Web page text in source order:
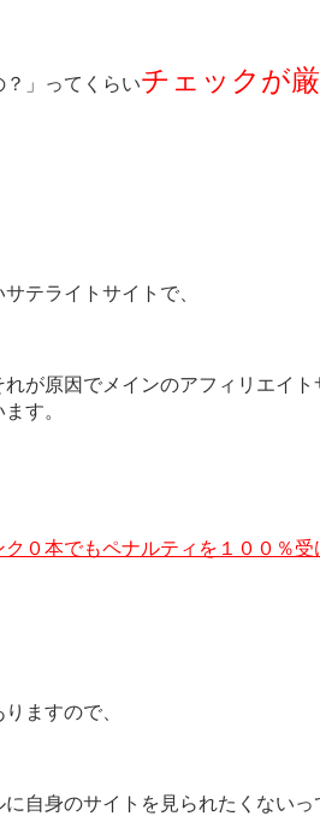
？」ってくらいチェックが
テライトサイトで、
が原因でメインのアフィリエイ
す。
０本でもペナルティを１００％受
ますので、
自身のサイトを見られたくないっ